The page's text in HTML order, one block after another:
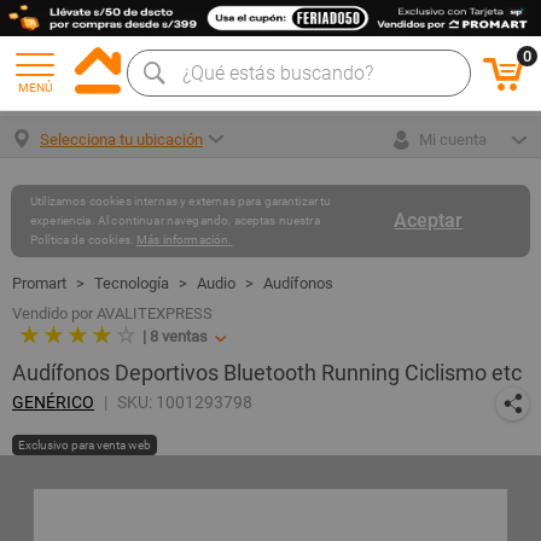
MENÚ
0
Selecciona tu ubicación Mi cuenta
Aceptar
Utilizamos cookies internas y externas para garantizar tu
experiencia. Al continuar navegando, aceptas nuestra
Política de cookies. Más información.
Tecnología Audio
Audífonos
Vendido por AVALITEXPRESS
★ ★ ★ ★ ☆ | 8 ventas
Audífonos Deportivos Bluetooth Running Ciclismo etc
GENÉRICO SKU: 1001293798
Exclusivo para venta web